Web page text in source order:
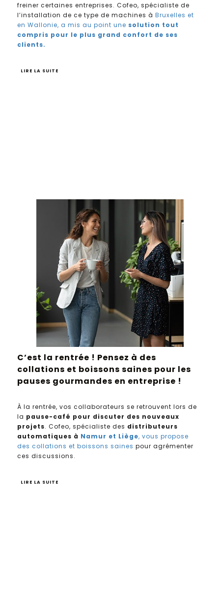
freiner certaines entreprises. Cofeo, spécialiste de
l’installation de ce type de machines à Bruxelles et
en Wallonie, a mis au point une solution tout
compris pour le plus grand confort de ses
clients.
LIRE LA SUITE
C’est la rentrée ! Pensez à des
collations et boissons saines pour les
pauses gourmandes en entreprise !
À la rentrée, vos collaborateurs se retrouvent lors de
la pause-café pour discuter des nouveaux
projets. Cofeo, spécialiste des distributeurs
automatiques à Namur et Liège, vous propose
des collations et boissons saines pour agrémenter
ces discussions.
LIRE LA SUITE